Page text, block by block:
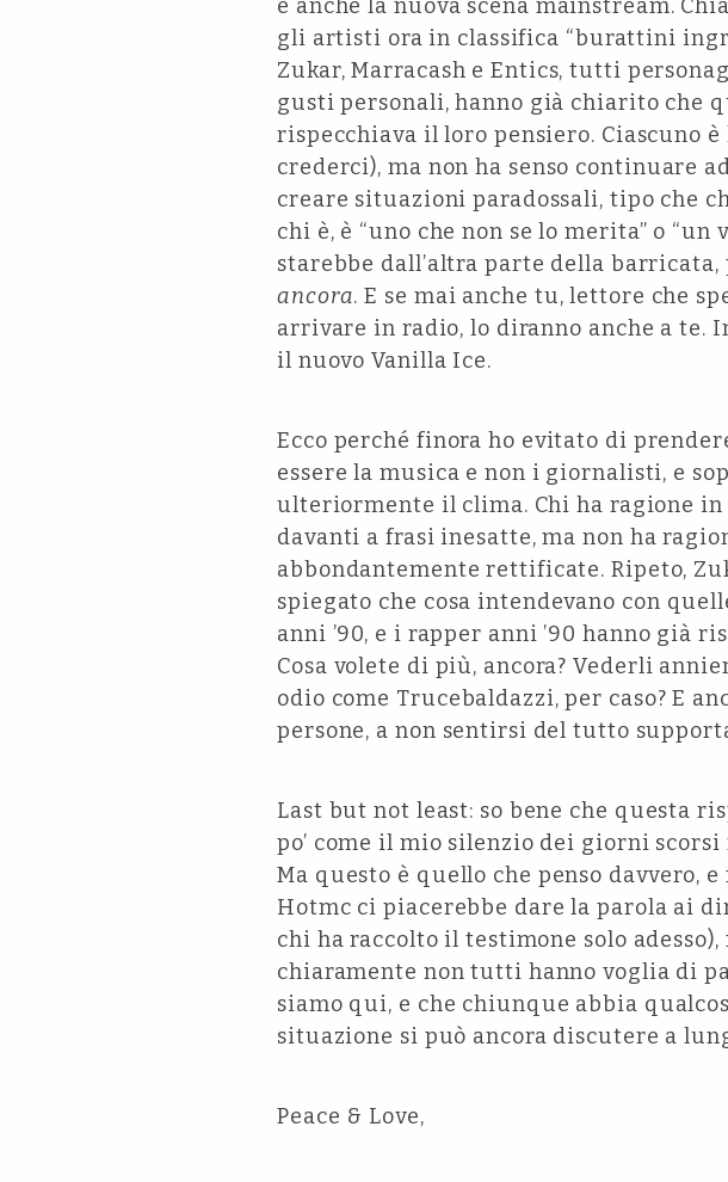
è anche la nuova scena mainstream.
gli artisti ora in classifica “burattini
Zukar, Marracash e Entics, tutti
gusti personali, hanno già chiarito che
rispecchiava il loro pensiero. Ciascuno
crederci), ma non ha senso continuare
creare situazioni paradossali, tipo che
chi è, è “uno che non se lo merita” o “un
starebbe dall’altra parte della
ancora. E se mai anche tu, lettore che
arrivare in radio, lo diranno anche a te.
il nuovo Vanilla Ice.
Ecco perché finora ho evitato di
essere la musica e non i giornalisti, e
ulteriormente il clima. Chi ha ragione
davanti a frasi inesatte, ma non ha
abbondantemente rettificate. Ripeto,
spiegato che cosa intendevano con
anni ’90, e i rapper anni ’90 hanno già
Cosa volete di più, ancora? Vederli
odio come Trucebaldazzi, per caso? E
persone, a non sentirsi del tutto
Last but not least: so bene che questa
po’ come il mio silenzio dei giorni
Ma questo è quello che penso davvero,
Hotmc ci piacerebbe dare la parola ai
chi ha raccolto il testimone solo
chiaramente non tutti hanno voglia di
siamo qui, e che chiunque abbia
situazione si può ancora discutere a
Peace & Love,